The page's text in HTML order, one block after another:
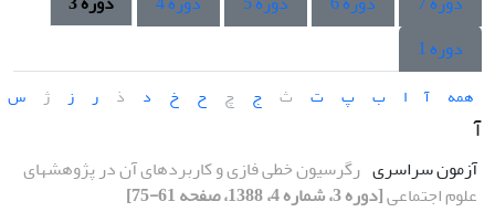
دوره 1
همه آ ا ب پ ت ث ج چ ح خ د ذ ر ز ژ س
آ
آزمون سراسری رگرسیون خطی فازی و کاربردهای آن در پژوهشهای
علوم اجتماعی[دوره 3، شماره 4، 1388، صفحه 61-75]